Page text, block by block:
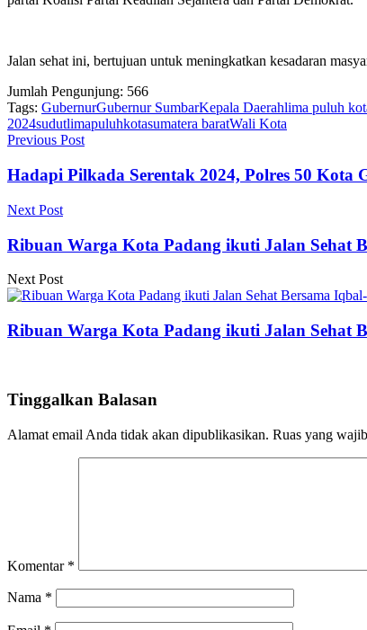
Jalan sehat ini, bertujuan untuk meningkatkan kesadaran
Jumlah Pengunjung: 566
Tags: GubernurGubernur SumbarKepala Daerahlima puluh
2024sudutlimapuluhkotasumatera baratWali Kota
Previous Post
Hadapi Pilkada Serentak 2024, Polres 50 Kota
Next Post
Ribuan Warga Kota Padang ikuti Jalan Sehat
Next Post
Ribuan Warga Kota Padang ikuti Jalan Sehat
Tinggalkan Balasan
Alamat email Anda tidak akan dipublikasikan. Ruas yang
Komentar *
Nama *